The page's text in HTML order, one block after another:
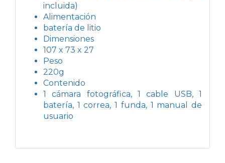
incluida)
Alimentación
batería de litio
Dimensiones
107 x 73 x 27
Peso
220g
Contenido
1 cámara fotográfica, 1 cable USB, 1
batería, 1 correa, 1 funda, 1 manual de
usuario